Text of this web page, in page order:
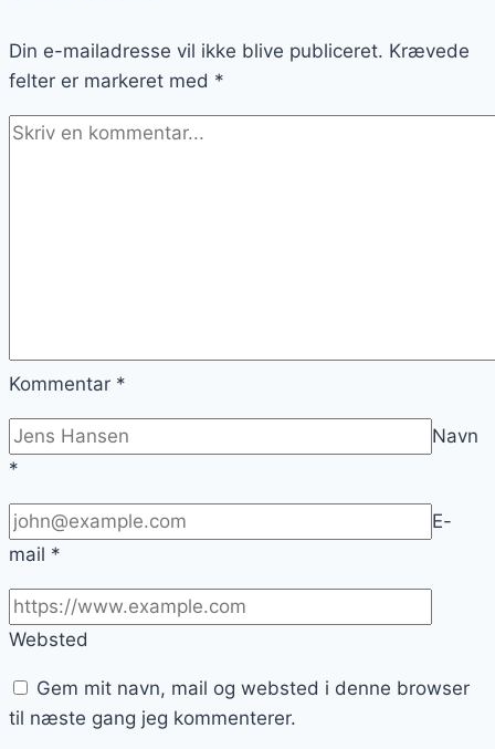
familen
Din e-mailadresse vil ikke blive publiceret. Krævede
felter er markeret med *
Kommentar *
Navn
*
E-
mail *
Websted
Gem mit navn, mail og websted i denne browser
til næste gang jeg kommenterer.